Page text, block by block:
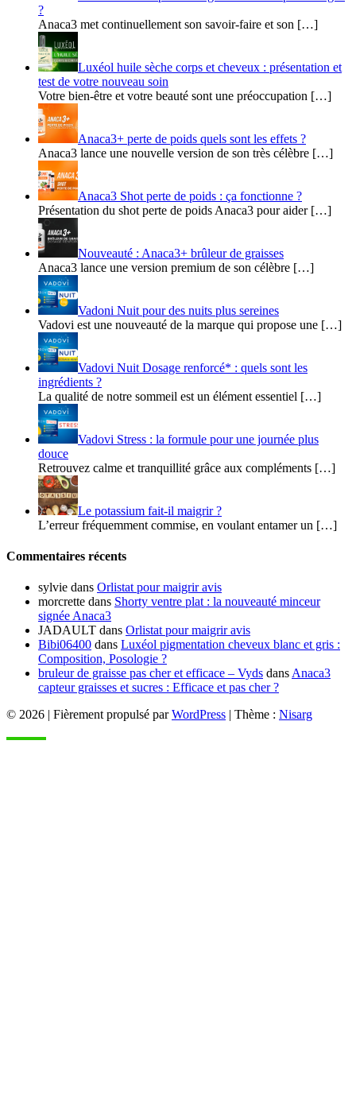
?
Anaca3 met continuellement son savoir-faire et son […]
Luxéol huile sèche corps et cheveux : présentation et
test de votre nouveau soin
Votre bien-être et votre beauté sont une préoccupation […]
Anaca3+ perte de poids quels sont les effets ?
Anaca3 lance une nouvelle version de son très célèbre […]
Anaca3 Shot perte de poids : ça fonctionne ?
Présentation du shot perte de poids Anaca3 pour aider […]
Nouveauté : Anaca3+ brûleur de graisses
Anaca3 lance une version premium de son célèbre […]
Vadoni Nuit pour des nuits plus sereines
Vadovi est une nouveauté de la marque qui propose une […]
Vadovi Nuit Dosage renforcé* : quels sont les
ingrédients ?
La qualité de notre sommeil est un élément essentiel […]
Vadovi Stress : la formule pour une journée plus
douce
Retrouvez calme et tranquillité grâce aux compléments […]
Le potassium fait-il maigrir ?
L’erreur fréquemment commise, en voulant entamer un […]
Commentaires récents
sylvie dans Orlistat pour maigrir avis
morcrette dans Shorty ventre plat : la nouveauté minceur
signée Anaca3
JADAULT dans Orlistat pour maigrir avis
Bibi06400 dans Luxéol pigmentation cheveux blanc et gris :
Composition, Posologie ?
bruleur de graisse pas cher et efficace – Vyds dans Anaca3
capteur graisses et sucres : Efficace et pas cher ?
© 2026 | Fièrement propulsé parWordPress | Thème : Nisarg